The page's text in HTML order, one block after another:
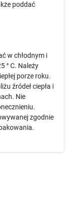
poddać
w chłodnym i
° C. Należy
porze roku.
źródeł ciepła i
Nie
zgodnie